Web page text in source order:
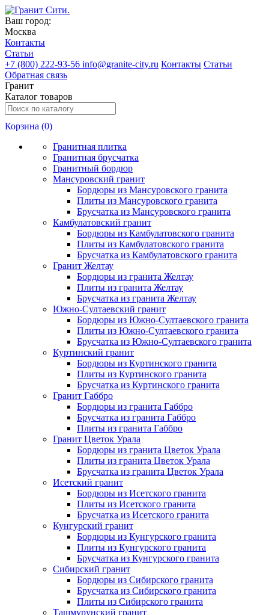
Ваш город:
Москва
Контакты
Статьи
+7 (800) 222-93-56 info@granite-city.ru Контакты Статьи
Обратная связь
Гранит
Каталог товаров
Корзина (0)
Гранитная плитка
Гранитная брусчатка
Гранитный бордюр
Мансуровский гранит
Бордюры из Мансуровского гранита
Плиты из Мансуровского гранита
Брусчатка из Мансуровского гранита
Камбулатовский гранит
Бордюры из Камбулатовского гранита
Плиты из Камбулатовского гранита
Брусчатка из Камбулатовского гранита
Гранит Желтау
Бордюры из гранита Желтау
Плиты из гранита Желтау
Брусчатка из гранита Желтау
Южно-Султаевский гранит
Бордюры из Южно-Султаевского гранита
Плиты из Южно-Султаевского гранита
Брусчатка из Южно-Султаевского гранита
Куртинский гранит
Бордюры из Куртинского гранита
Плиты из Куртинского гранита
Брусчатка из Куртинского гранита
Гранит Габбро
Бордюры из гранита Габбро
Брусчатка из гранита Габбро
Плиты из гранита Габбро
Гранит Цветок Урала
Бордюры из гранита Цветок Урала
Плиты из гранита Цветок Урала
Брусчатка из гранита Цветок Урала
Исетский гранит
Бордюры из Исетского гранита
Плиты из Исетского гранита
Брусчатка из Исетского гранита
Кунгурский гранит
Бордюры из Кунгурского гранита
Плиты из Кунгурского гранита
Брусчатка из Кунгурского гранита
Сибирский гранит
Бордюры из Сибирского гранита
Брусчатка из Сибирского гранита
Плиты из Сибирского гранита
Ташмурунский гранит